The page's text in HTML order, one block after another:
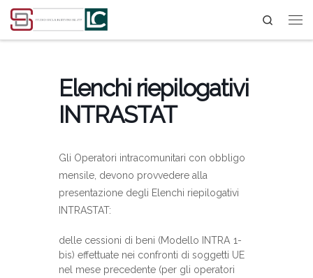
Passa al contenuto Search
Elenchi riepilogativi
INTRASTAT
Gli Operatori intracomunitari con obbligo
mensile, devono provvedere alla
presentazione degli Elenchi riepilogativi
INTRASTAT:
delle cessioni di beni (Modello INTRA 1-
bis) effettuate nei confronti di soggetti UE
nel mese precedente (per gli operatori